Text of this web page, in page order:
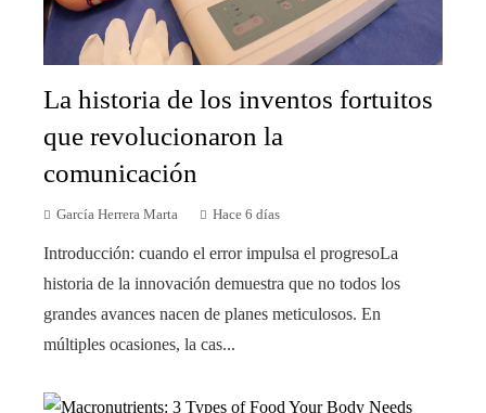
La historia de los inventos fortuitos
que revolucionaron la
comunicación
García Herrera Marta Hace 6 días
Introducción: cuando el error impulsa el progresoLa
historia de la innovación demuestra que no todos los
grandes avances nacen de planes meticulosos. En
múltiples ocasiones, la cas...